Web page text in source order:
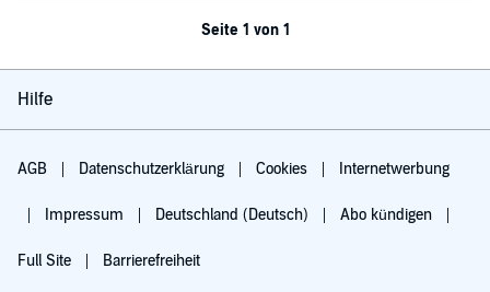
Seite 1 von 1
Hilfe
AGB Datenschutzerklärung Cookies Internetwerbung
Impressum Deutschland (Deutsch) Abo kündigen
Full Site Barrierefreiheit